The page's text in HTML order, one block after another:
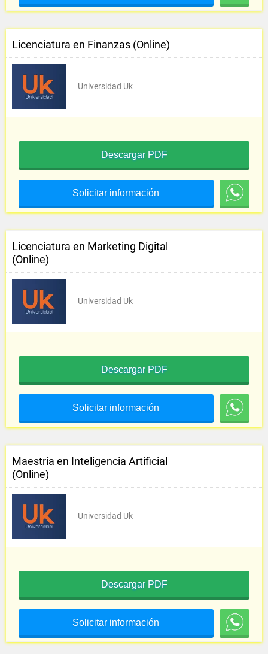
Licenciatura en Finanzas (Online)
Universidad Uk
Descargar PDF
Solicitar información
Licenciatura en Marketing Digital
(Online)
Universidad Uk
Descargar PDF
Solicitar información
Maestría en Inteligencia Artificial
(Online)
Universidad Uk
Descargar PDF
Solicitar información